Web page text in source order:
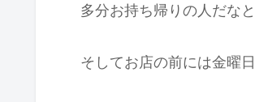
多分お持ち帰りの人だな
そしてお店の前には金曜